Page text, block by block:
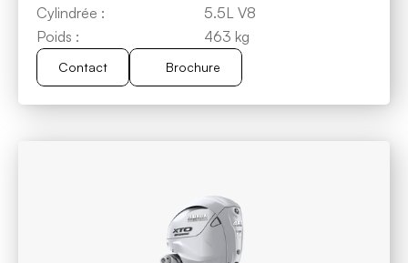
Cylindrée :
5.5L V8
Poids :
463 kg
Contact
Contact
Brochure
Brochure